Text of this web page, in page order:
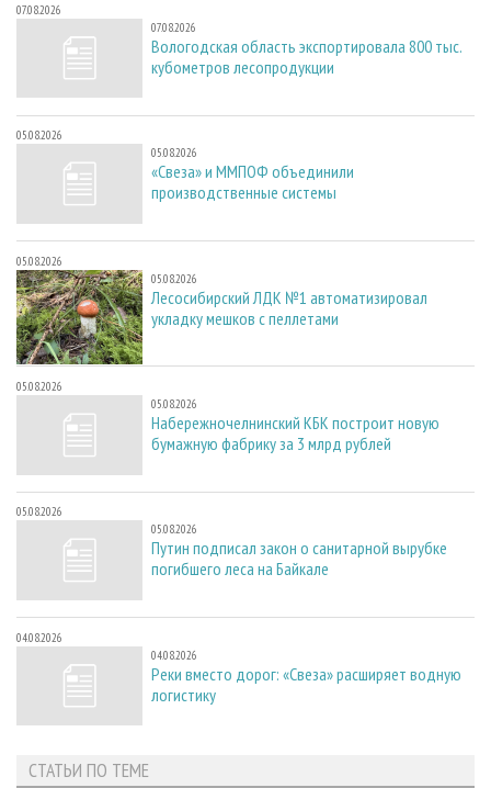
07.08.2026
07.08.2026
Вологодская область экспортировала 800 тыс.
кубометров лесопродукции
05.08.2026
05.08.2026
«Свеза» и ММПОФ объединили
производственные системы
05.08.2026
05.08.2026
Лесосибирский ЛДК №1 автоматизировал
укладку мешков с пеллетами
05.08.2026
05.08.2026
Набережночелнинский КБК построит новую
бумажную фабрику за 3 млрд рублей
05.08.2026
05.08.2026
Путин подписал закон о санитарной вырубке
погибшего леса на Байкале
04.08.2026
04.08.2026
Реки вместо дорог: «Свеза» расширяет водную
логистику
СТАТЬИ ПО ТЕМЕ